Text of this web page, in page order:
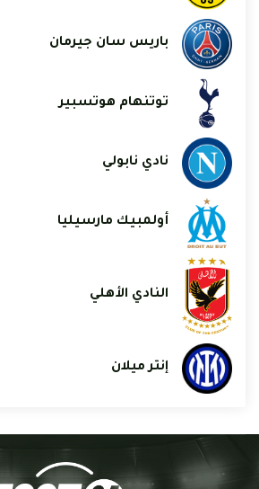
باريس سان جيرمان
توتنهام هوتسبير
نادي نابولي
أولمبيك مارسيليا
النادي الأهلي
إنتر ميلان